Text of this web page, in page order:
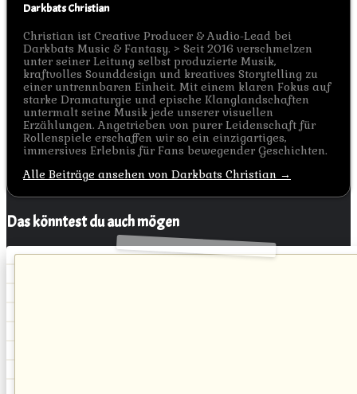
Darkbats Christian
Christian ist Creative Producer & Audio-Lead bei
Darkbats Music & Fantasy. > Seit 2016 verschmelzen
unter seiner Leitung selbst produzierte Musik,
kraftvolles Sounddesign und kreatives Storytelling zu
einer untrennbaren Einheit. Mit einem klaren Fokus auf
starke Dramaturgie und epische Klanglandschaften
untermalt seine Musik jede unserer visuellen
Erzählungen. Angetrieben von purer Leidenschaft für
Rollenspiele erschaffen wir so ein einzigartiges,
immersives Erlebnis für Fans bewegender Geschichten.
Alle Beiträge ansehen von Darkbats Christian →
Das könntest du auch mögen